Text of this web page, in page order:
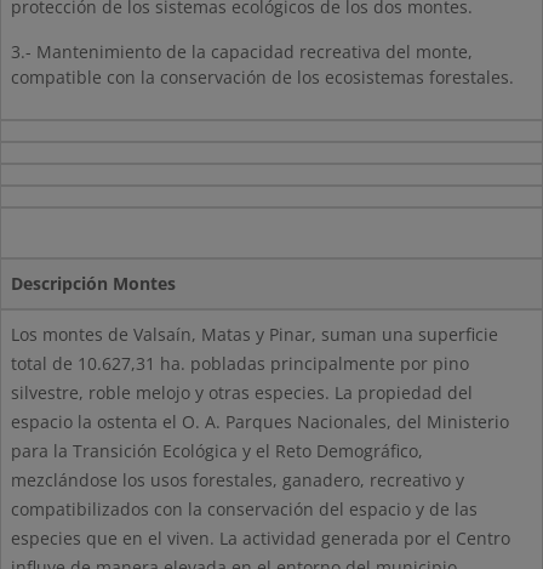
protección de los sistemas ecológicos de los dos montes.
3.- Mantenimiento de la capacidad recreativa del monte,
compatible con la conservación de los ecosistemas forestales.
Descripción Montes
Los montes de Valsaín, Matas y Pinar, suman una superficie
total de 10.627,31 ha. pobladas principalmente por pino
silvestre, roble melojo y otras especies. La propiedad del
espacio la ostenta el O. A. Parques Nacionales, del Ministerio
para la Transición Ecológica y el Reto Demográfico,
mezclándose los usos forestales, ganadero, recreativo y
compatibilizados con la conservación del espacio y de las
especies que en el viven. La actividad generada por el Centro